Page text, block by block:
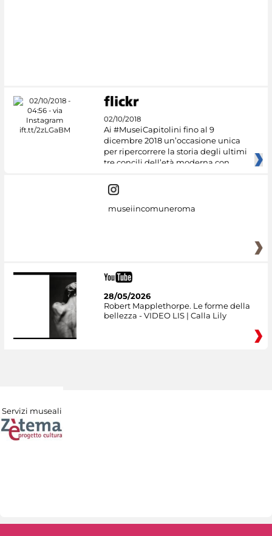
02/10/2018
Ai #MuseiCapitolini fino al 9
dicembre 2018 un’occasione unica
per ripercorrere la storia degli ultimi
tre concili dell’età moderna con
museiincomuneroma
28/05/2026
Robert Mapplethorpe. Le forme della
bellezza - VIDEO LIS | Calla Lily
Servizi museali